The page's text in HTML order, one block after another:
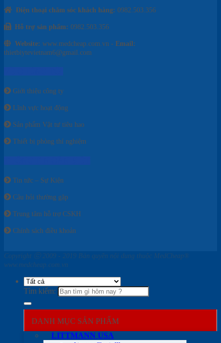
Điện thoại chăm sóc khách hàng: 0982.503.356
Hỗ trợ sản phẩm: 0982.503.356
Website: www.medcheap.com.vn - Email:
thietbiytevietnam6@gmail.com
Giới thiệu công ty
Lĩnh vực hoạt động
Sản phẩm Vật tư tiêu hao
Thiết bị phòng thí nghiệm
Tin tức – Sự Kiện
Câu hỏi thường gặp
Trung tâm hỗ trợ CSKH
Chính sách điều khoản
Copyright ⓒ 2009 - 2019 Bản quyền nội dung thuộc MedCheap®
www.medcheap.com.vn
Tìm kiếm:
DANH MỤC SẢN PHẨM
LITTMANN USA